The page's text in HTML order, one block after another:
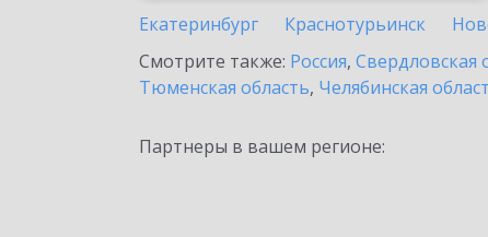
Екатеринбург
Краснотурьинск
Смотрите также: Россия, Свердловская
Тюменская область, Челябинская
Партнеры в вашем регионе: